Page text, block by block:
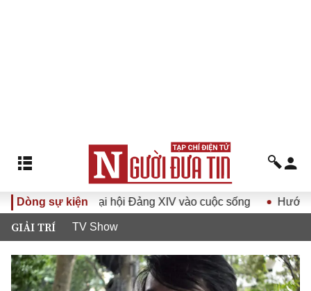
Dòng sự kiện
Đại hội Đảng XIV vào cuộc sống Hướng tới Đại hội
GIẢI TRÍ TV Show